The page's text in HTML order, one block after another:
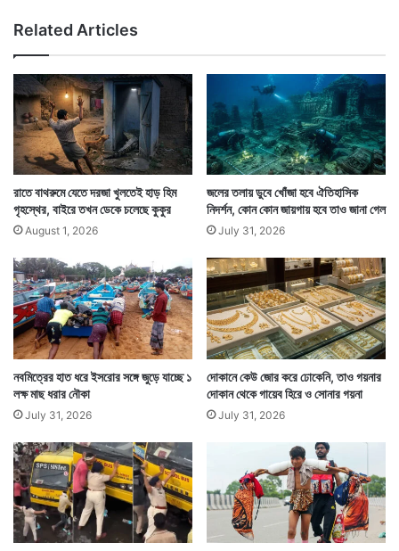
(সংবাদ সংস্থার সাহায্য নিয়ে লেখা)
Tags National News
ও
রা
বাঁ
চ
ল
না
র
শো
চ
নী
য়
হা
র
Related Articles
রাতে বাথরুমে যেতে দরজা খুলতেই হাড় হিম
গৃহস্থের, বাইরে তখন ডেকে চলেছে কুকুর
August 1, 2026
জলের তলায় ডুবে খোঁজা হবে ঐতিহাসিক
নিদর্শন, কোন কোন জায়গায় হবে তাও জানা গেল
July 31, 2026
নবমিত্রের হাত ধরে ইসরোর সঙ্গে জুড়ে যাচ্ছে ১
লক্ষ মাছ ধরার নৌকা
July 31, 2026
দোকানে কেউ জোর করে ঢোকেনি, তাও গয়নার
দোকান থেকে গায়েব হিরে ও সোনার গয়না
July 31, 2026